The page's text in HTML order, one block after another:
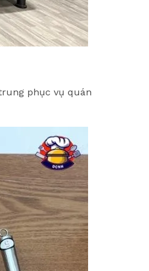
phục vụ quán